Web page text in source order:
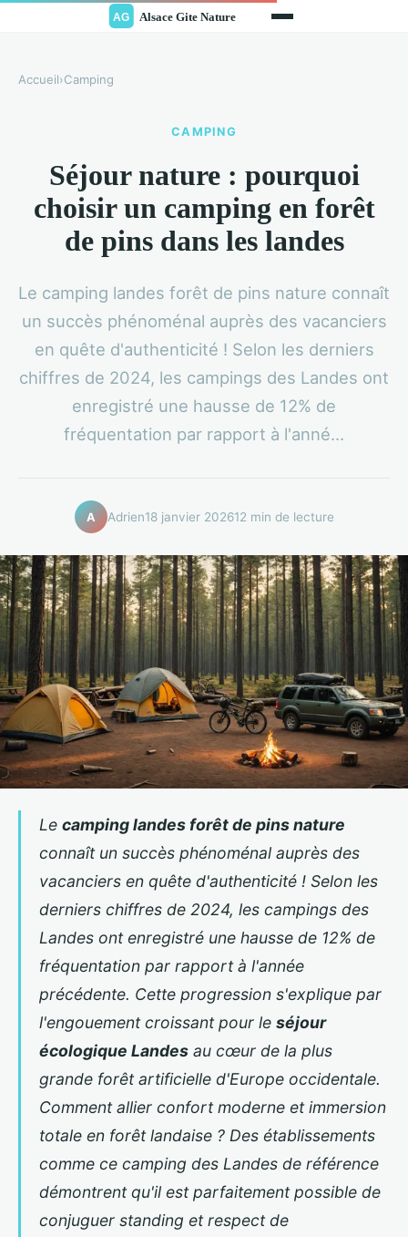
Accueil›Camping
CAMPING
Séjour nature : pourquoi
choisir un camping en forêt
de pins dans les landes
Le camping landes forêt de pins nature connaît
un succès phénoménal auprès des vacanciers
en quête d'authenticité ! Selon les derniers
chiffres de 2024, les campings des Landes ont
enregistré une hausse de 12% de
fréquentation par rapport à l'anné...
A Adrien18 janvier 202612 min de lecture
Le camping landes forêt de pins nature
connaît un succès phénoménal auprès des
vacanciers en quête d'authenticité ! Selon les
derniers chiffres de 2024, les campings des
Landes ont enregistré une hausse de 12% de
fréquentation par rapport à l'année
précédente. Cette progression s'explique par
l'engouement croissant pour le séjour
écologique Landes au cœur de la plus
grande forêt artificielle d'Europe occidentale.
Comment allier confort moderne et immersion
totale en forêt landaise ? Des établissements
comme ce camping des Landes de référence
démontrent qu'il est parfaitement possible de
conjuguer standing et respect de